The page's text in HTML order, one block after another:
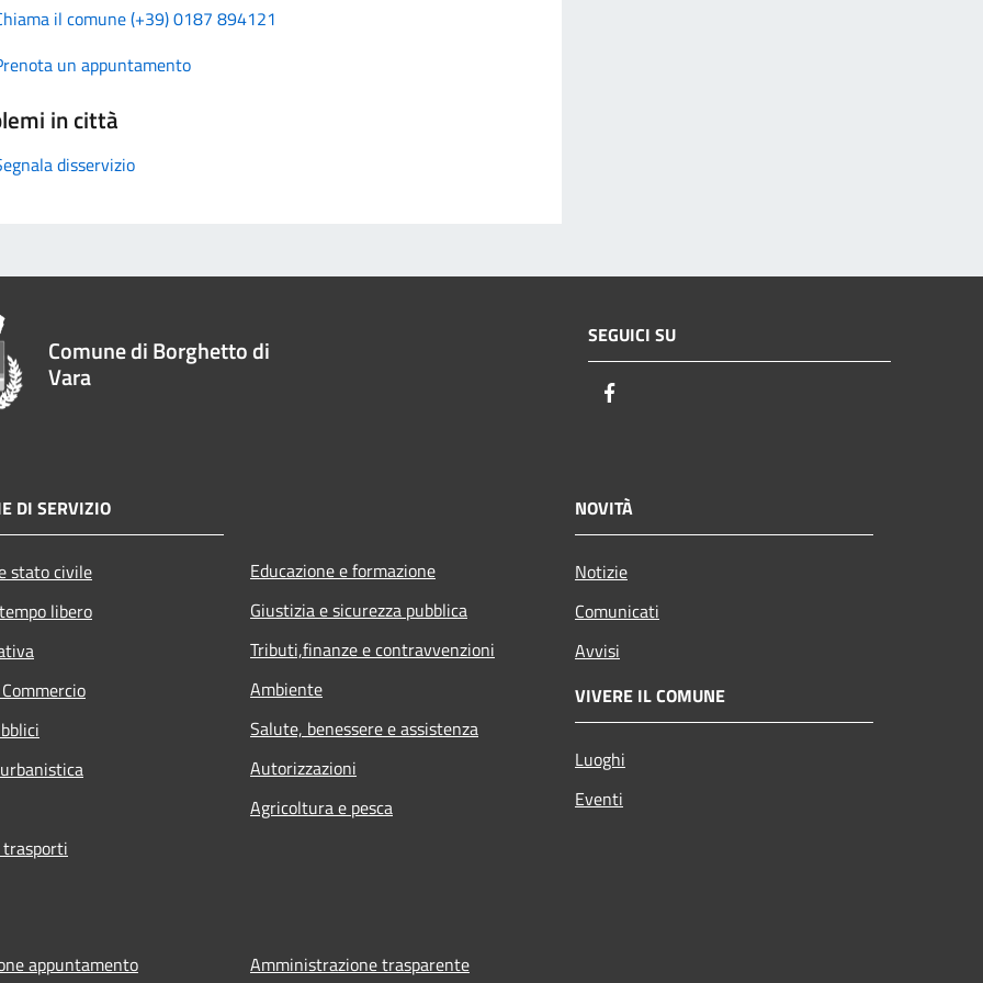
il comune (+39) 0187 894121
un appuntamento
in città
disservizio
Comune di Borghetto di
Vara
SEGUICI SU
DI SERVIZIO
stato civile
libero
Educazione e formazione
Giustizia e sicurezza pubblica
Tributi,finanze e contravvenzioni
Ambiente
Salute, benessere e assistenza
Autorizzazioni
Agricoltura e pesca
NOVITÀ
Notizie
Comunicati
Avvisi
VIVERE IL COMUNE
Luoghi
Eventi
appuntamento Amministrazione trasparente